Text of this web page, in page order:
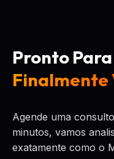
Pronto Para
Finalmente
Agende uma
minutos, vamos
exatamente como o